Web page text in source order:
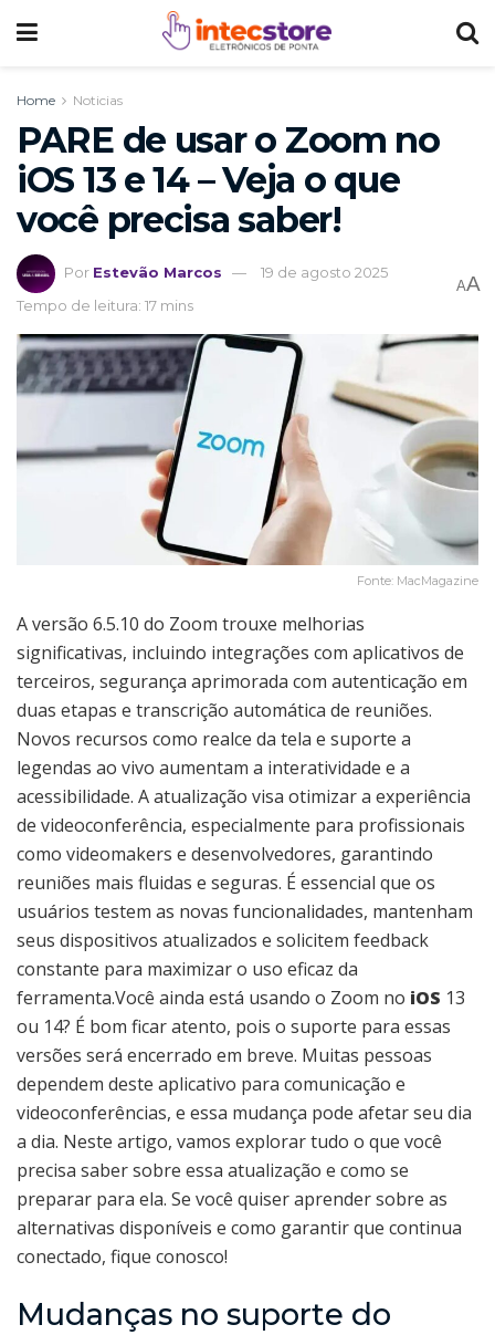
Home Noticias
PARE de usar o Zoom no
iOS 13 e 14 – Veja o que
você precisa saber!
Por Estevão Marcos
19 de agosto 2025
Tempo de leitura: 17 mins
AA
Fonte: MacMagazine
A versão 6.5.10 do Zoom trouxe melhorias
significativas, incluindo integrações com aplicativos de
terceiros, segurança aprimorada com autenticação em
duas etapas e transcrição automática de reuniões.
Novos recursos como realce da tela e suporte a
legendas ao vivo aumentam a interatividade e a
acessibilidade. A atualização visa otimizar a experiência
de videoconferência, especialmente para profissionais
como videomakers e desenvolvedores, garantindo
reuniões mais fluidas e seguras. É essencial que os
usuários testem as novas funcionalidades, mantenham
seus dispositivos atualizados e solicitem feedback
constante para maximizar o uso eficaz da
ferramenta.Você ainda está usando o Zoom no iOS 13
ou 14? É bom ficar atento, pois o suporte para essas
versões será encerrado em breve. Muitas pessoas
dependem deste aplicativo para comunicação e
videoconferências, e essa mudança pode afetar seu dia
a dia. Neste artigo, vamos explorar tudo o que você
precisa saber sobre essa atualização e como se
preparar para ela. Se você quiser aprender sobre as
alternativas disponíveis e como garantir que continua
conectado, fique conosco!
Mudanças no suporte do